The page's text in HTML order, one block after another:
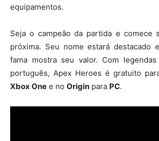
equipamentos.
Seja o campeão da partida e comece
próxima. Seu nome estará destacado
fama mostra seu valor. Com
português, Apex Heroes é gratuito
Xbox One e no Origin para PC.